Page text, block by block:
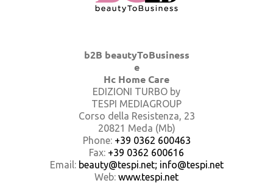
b2B beautyToBusiness
e
Hc Home Care
EDIZIONI TURBO by
TESPI MEDIAGROUP
Corso della Resistenza, 23
20821 Meda (Mb)
Phone: +39 0362 600463
Fax: +39 0362 600616
Email: beauty@tespi.net; info@tespi.net
Web: www.tespi.net